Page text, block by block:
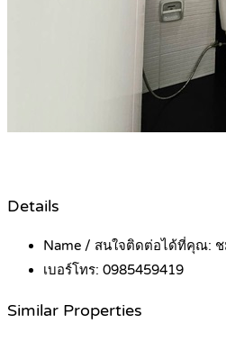
Details
Name / สนใจติดต่อได้ที่คุณ:
เบอร์โทร: 0985459419
Similar Properties